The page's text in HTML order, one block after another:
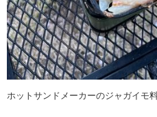
ホットサンドメーカーのジャガイモ料